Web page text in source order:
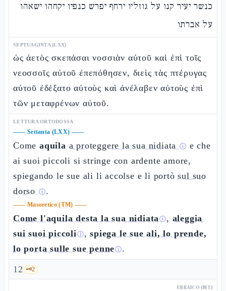
כנשר יעיר קנו על גוזליו ירחף יפרש כנפיו יקחהו ישאהו
על אברתו
SEPTUAGINTA (LXX)
ὡς ἀετὸς σκεπάσαι νοσσιὰν αὐτοῦ καὶ ἐπὶ τοῖς
νεοσσοῖς αὐτοῦ ἐπεπόθησεν, διεὶς τὰς πτέρυγας
αὐτοῦ ἐδέξατο αὐτοὺς καὶ ἀνέλαβεν αὐτοὺς ἐπὶ
τῶν μεταφρένων αὐτοῦ.
LETTURA ORTODOSSA
—— Settanta (LXX) ——
Come aquila a proteggere la sua nidiata ⓘ e che
ai suoi piccoli si stringe con ardente amore,
spiegando le sue ali li accolse e li portòsul suo
dorso ⓘ.
—— Masoretico (TM) ——
Come l'aquila desta la sua nidiataⓘ, aleggia
sui suoi piccoliⓘ,spiega le sue ali, lo prende,
lo porta sulle sue penneⓘ.
12 🗝️2
EBRAICO (MT)